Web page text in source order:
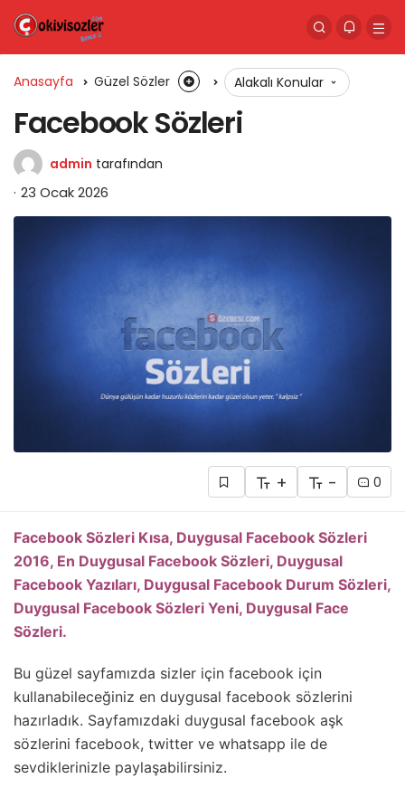
Anasayfa Güzel Sözler Alakalı Konular
Facebook Sözleri
admin tarafından
23 Ocak 2026
+ - 0
Facebook Sözleri Kısa, Duygusal Facebook Sözleri
2016, En Duygusal Facebook Sözleri, Duygusal
Facebook Yazıları, Duygusal Facebook Durum Sözleri,
Duygusal Facebook Sözleri Yeni, Duygusal Face
Sözleri.
Bu güzel sayfamızda sizler için facebook için
kullanabileceğiniz en duygusal facebook sözlerini
hazırladık. Sayfamızdaki duygusal facebook aşk
sözlerini facebook, twitter ve whatsapp ile de
sevdiklerinizle paylaşabilirsiniz.